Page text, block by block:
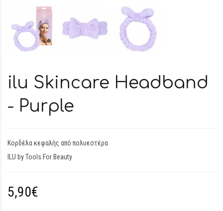
ilu Skincare Headband
- Purple
Κορδέλα κεφαλής από πολυεστέρα
ILU by Tools For Beauty
5,90€